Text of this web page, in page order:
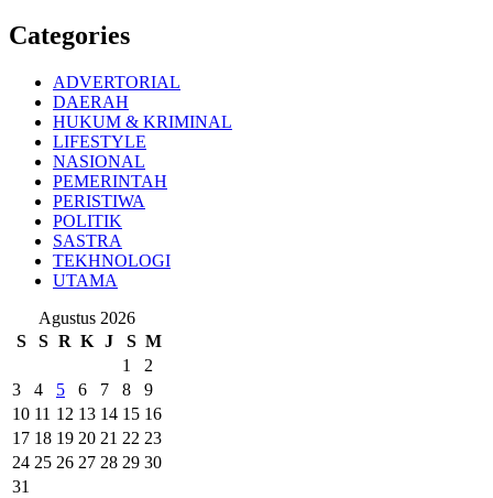
Categories
ADVERTORIAL
DAERAH
HUKUM & KRIMINAL
LIFESTYLE
NASIONAL
PEMERINTAH
PERISTIWA
POLITIK
SASTRA
TEKHNOLOGI
UTAMA
Agustus 2026
S
S R K J S M
1
2
3
4 5 6 7 8
9
10 11 12 13 14 15 16
17 18 19 20 21 22 23
24 25 26 27 28 29 30
31